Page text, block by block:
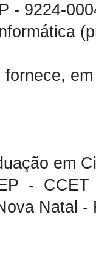
- 9224-
em
-
Natal -